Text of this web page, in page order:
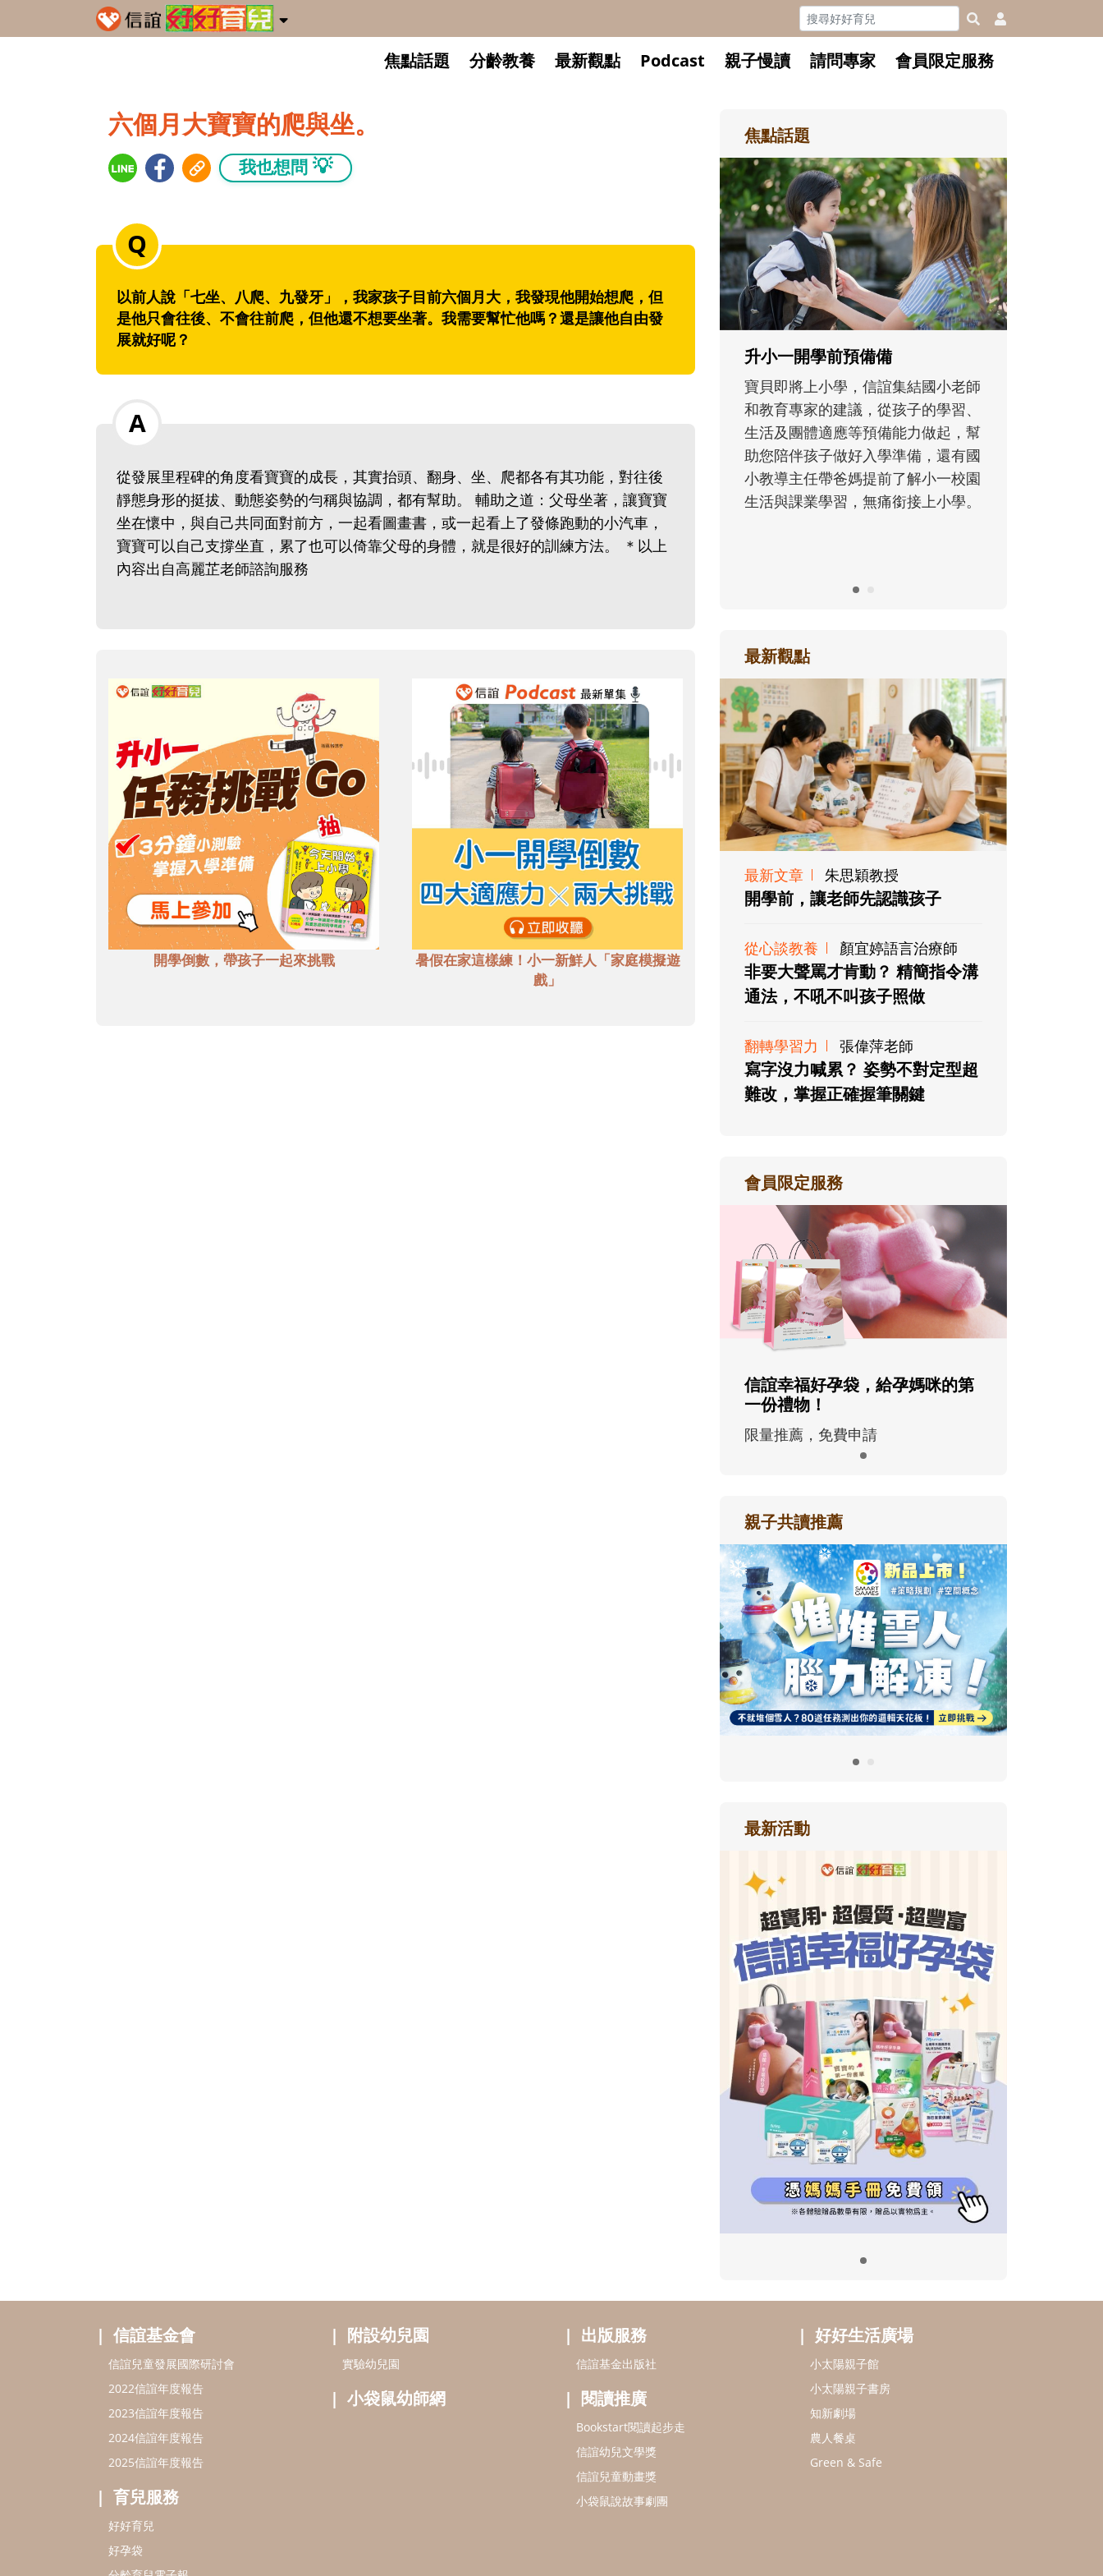
焦點話題 分齡教養 最新觀點 Podcast 親子慢讀 請問專家 會員限定服務
六個月大寶寶的爬與坐。
我也想問 💡
以前人說「七坐、八爬、九發牙」，我家孩子目前六個月大，我發現他開始想爬，但
是他只會往後、不會往前爬，但他還不想要坐著。我需要幫忙他嗎？還是讓他自由發
展就好呢？
從發展里程碑的角度看寶寶的成長，其實抬頭、翻身、坐、爬都各有其功能，對往後
靜態身形的挺拔、動態姿勢的勻稱與協調，都有幫助。 輔助之道：父母坐著，讓寶寶
坐在懷中，與自己共同面對前方，一起看圖畫書，或一起看上了發條跑動的小汽車，
寶寶可以自己支撐坐直，累了也可以倚靠父母的身體，就是很好的訓練方法。 ＊以上
內容出自高麗芷老師諮詢服務
開學倒數，帶孩子一起來挑戰
暑假在家這樣練！小一新鮮人「家庭模擬遊
戲」
焦點話題
寶貝即將上小學，信誼集結國小老師
和教育專家的建議，從孩子的學習、
生活及團體適應等預備能力做起，幫
助您陪伴孩子做好入學準備，還有國
小教導主任帶爸媽提前了解小一校園
生活與課業學習，無痛銜接上小學。
和孩子一起長大的那個男人│讀
懂父親的不同模樣
沒有人天生就擅長當爸爸！男人總是
在一次次「前所未有」的體驗中，跟
著孩子一起長大。從給予安全感的肢
體遊戲，到獨立自主、角色認同及解
決問題的能力養成。爸爸正嘗試用不
同的模樣，參與孩子每個重要的成長
歷程。
最新觀點
最新文章 朱思穎教授
開學前，讓老師先認識孩子
從心談教養 顏宜婷語言治療師
非要大聲罵才肯動？ 精簡指令溝
通法，不吼不叫孩子照做
翻轉學習力 張偉萍老師
寫字沒力喊累？ 姿勢不對定型超
難改，掌握正確握筆關鍵
會員限定服務
信誼幸福好孕袋，給孕媽咪的第
一份禮物！
限量推薦，免費申請
親子共讀推薦
最新活動
信誼基金會
信誼兒童發展國際研討會
2022信誼年度報告
2023信誼年度報告
2024信誼年度報告
2025信誼年度報告
育兒服務
好好育兒
好孕袋
附設幼兒園
實驗幼兒園
小袋鼠幼師網
出版服務
信誼基金出版社
閱讀推廣
Bookstart閱讀起步走
信誼幼兒文學獎
信誼兒童動畫獎
小袋鼠說故事劇團
好好生活廣場
小太陽親子館
小太陽親子書房
知新劇場
農人餐桌
Green & Safe